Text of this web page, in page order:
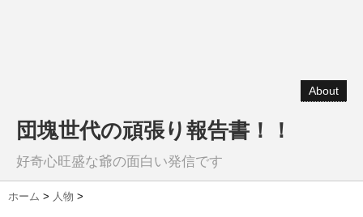
About
団塊世代の頑張り報告書！！
好奇心旺盛な爺の面白い発信です
ホーム > 人物 >